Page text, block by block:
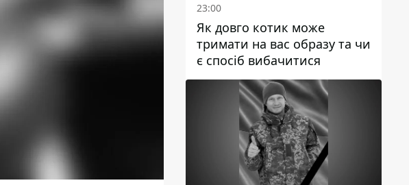
23:00
Як довго котик може
тримати на вас образу та чи
є спосіб вибачитися